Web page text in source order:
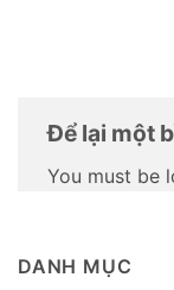
Để lại một
You must be
DANH MỤC